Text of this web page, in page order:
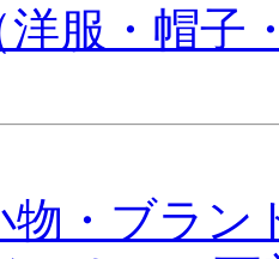
洋服・帽子
物・ブラン